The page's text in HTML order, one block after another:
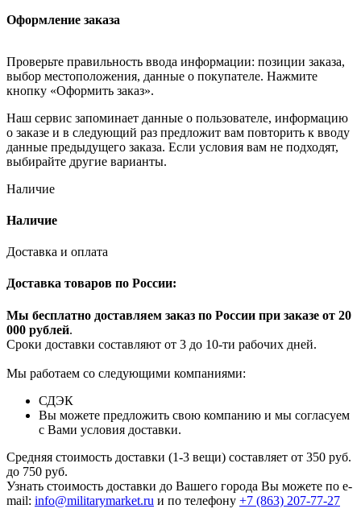
Оформление заказа
Проверьте правильность ввода информации: позиции заказа,
выбор местоположения, данные о покупателе. Нажмите
кнопку «Оформить заказ».
Наш сервис запоминает данные о пользователе, информацию
о заказе и в следующий раз предложит вам повторить к вводу
данные предыдущего заказа. Если условия вам не подходят,
выбирайте другие варианты.
Наличие
Наличие
Доставка и оплата
Доставка товаров по России:
Мы бесплатно доставляем заказ по России при заказе от 20
000 рублей.
Сроки доставки составляют от 3 до 10-ти рабочих дней.
Мы работаем со следующими компаниями:
СДЭК
Вы можете предложить свою компанию и мы согласуем
с Вами условия доставки.
Средняя стоимость доставки (1-3 вещи) составляет от 350 руб.
до 750 руб.
Узнать стоимость доставки до Вашего города Вы можете по e-
mail: info@militarymarket.ru и по телефону +7 (863) 207-77-27